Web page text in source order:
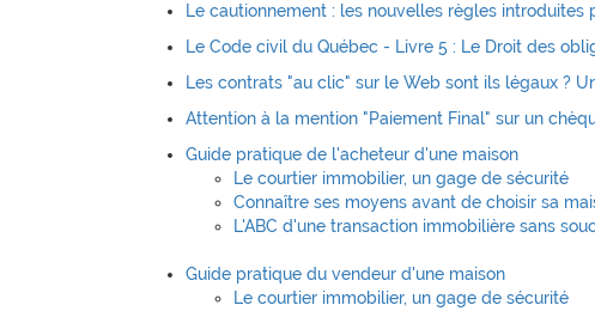
Le cautionnement : les nouvelles règles introduites
Le Code civil du Québec - Livre 5 : Le Droit des
Les contrats "au clic" sur le Web sont ils légaux ?
Attention à la mention "Paiement Final" sur un
Guide pratique de l'acheteur d'une maison
Le courtier immobilier, un gage de sécurité
Connaître ses moyens avant de choisir sa
L'ABC d'une transaction immobilière sans
Guide pratique du vendeur d'une maison
Le courtier immobilier, un gage de sécurité